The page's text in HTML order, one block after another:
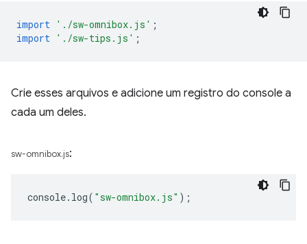
import './sw-omnibox.js' ;
import
'./sw-tips.js' ;
Crie esses arquivos e adicione um registro do console a
cada um deles.
sw-omnibox.js:
console. log( "sw-omnibox.js" );